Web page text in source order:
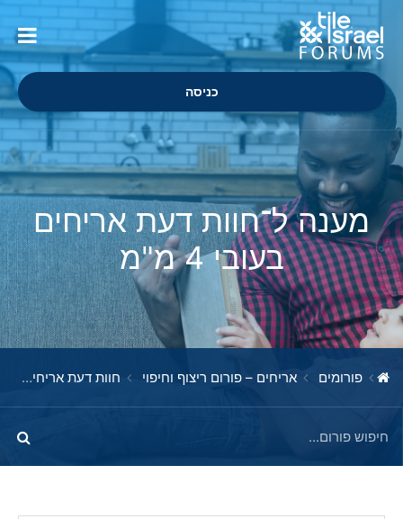
כניסה
מענה ל־חוות דעת אריחים
בעובי 4 מ"מ
פורומים אריחים – פורום ריצוף וחיפוי חוות דעת אריחים בעובי 4 מ"מ